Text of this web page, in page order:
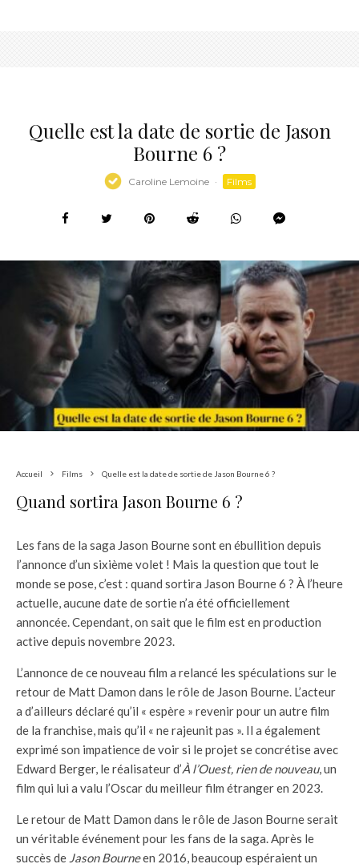
Quelle est la date de sortie de Jason
Bourne 6 ?
Caroline Lemoine · Films
Accueil Films Quelle est la date de sortie de Jason Bourne 6 ?
Quand sortira Jason Bourne 6 ?
Les fans de la saga Jason Bourne sont en ébullition depuis
l’annonce d’un sixième volet ! Mais la question que tout le
monde se pose, c’est : quand sortira Jason Bourne 6 ? À l’heure
actuelle, aucune date de sortie n’a été officiellement
annoncée. Cependant, on sait que le film est en production
active depuis novembre 2023.
L’annonce de ce nouveau film a relancé les spéculations sur le
retour de Matt Damon dans le rôle de Jason Bourne. L’acteur
a d’ailleurs déclaré qu’il « espère » revenir pour un autre film
de la franchise, mais qu’il « ne rajeunit pas ». Il a également
exprimé son impatience de voir si le projet se concrétise avec
Edward Berger, le réalisateur d’À l’Ouest, rien de nouveau, un
film qui lui a valu l’Oscar du meilleur film étranger en 2023.
Le retour de Matt Damon dans le rôle de Jason Bourne serait
un véritable événement pour les fans de la saga. Après le
succès de Jason Bourneen 2016, beaucoup espéraient un